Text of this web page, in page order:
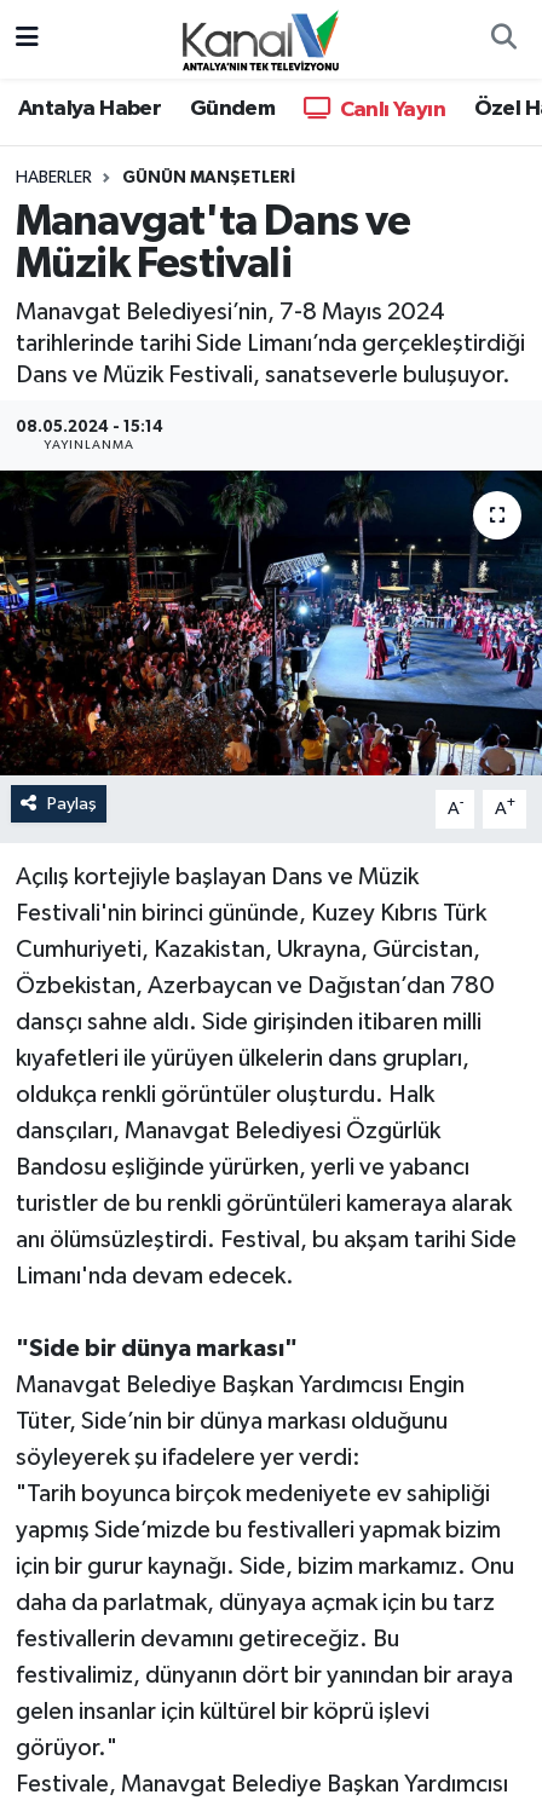
Antalya Haber Gündem Canlı Yayın Özel
HABERLER GÜNÜN MANŞETLERI
Manavgat'ta Dans ve
Müzik Festivali
Manavgat Belediyesi’nin, 7-8 Mayıs 2024
tarihlerinde tarihi Side Limanı’nda gerçekleştirdiği
Dans ve Müzik Festivali, sanatseverle buluşuyor.
08.05.2024 - 15:14
YAYINLANMA
Paylaş A- A+
Açılış kortejiyle başlayan Dans ve Müzik
Festivali'nin birinci gününde, Kuzey Kıbrıs Türk
Cumhuriyeti, Kazakistan, Ukrayna, Gürcistan,
Özbekistan, Azerbaycan ve Dağıstan’dan 780
dansçı sahne aldı. Side girişinden itibaren milli
kıyafetleri ile yürüyen ülkelerin dans grupları,
oldukça renkli görüntüler oluşturdu. Halk
dansçıları, Manavgat Belediyesi Özgürlük
Bandosu eşliğinde yürürken, yerli ve yabancı
turistler de bu renkli görüntüleri kameraya alarak
anı ölümsüzleştirdi. Festival, bu akşam tarihi Side
Limanı'nda devam edecek.
"Side bir dünya markası"
Manavgat Belediye Başkan Yardımcısı Engin
Tüter, Side’nin bir dünya markası olduğunu
söyleyerek şu ifadelere yer verdi:
"Tarih boyunca birçok medeniyete ev sahipliği
yapmış Side’mizde bu festivalleri yapmak bizim
için bir gurur kaynağı. Side, bizim markamız. Onu
daha da parlatmak, dünyaya açmak için bu tarz
festivallerin devamını getireceğiz. Bu
festivalimiz, dünyanın dört bir yanından bir araya
gelen insanlar için kültürel bir köprü işlevi
görüyor."
Festivale, Manavgat Belediye Başkan Yardımcısı
Antalya Haber
Dünya
Eğitim
Ekonomi
Haber Kuşakları
Haberler
KANALV Spor
Kültür Sanat
Magazin
Siyaset
Sosyal medya
Teknoloji
Televizyon
Turizm
Hava Durumu
Trafik Durumu
Süper Lig Puan Durumu ve Fikstür
Tüm Manşetler